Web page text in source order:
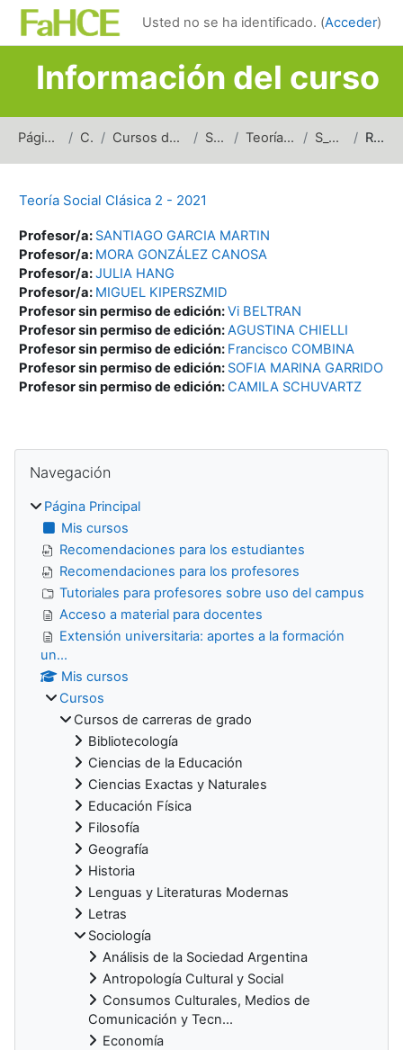
Salta al contenido principal
Usted no se ha identificado. (Acceder)
Información del curso
Página Principal Cursos Cursos de carreras de grado Sociología Teoría Social Clásica S_TSC2_2021 Resumen
Teoría Social Clásica 2 - 2021
Profesor/a: SANTIAGO GARCIA MARTIN
Profesor/a: MORA GONZÁLEZ CANOSA
Profesor/a:JULIA HANG
Profesor/a: MIGUEL KIPERSZMID
Profesor sin permiso de edición:Vi BELTRAN
Profesor sin permiso de edición:AGUSTINA CHIELLI
Profesor sin permiso de edición: Francisco COMBINA
Profesor sin permiso de edición: SOFIA MARINA GARRIDO
Profesor sin permiso de edición:CAMILA SCHUVARTZ
Bloques
Navegación
Página Principal
Mis cursos
Recomendaciones para los estudiantes
Recomendaciones para los profesores
Tutoriales para profesores sobre uso del campus
Acceso a material para docentes
Extensión universitaria: aportes a la formación
un...
Mis cursos
Cursos
Cursos de carreras de grado
Bibliotecología
Ciencias de la Educación
Ciencias Exactas y Naturales
Educación Física
Filosofía
Geografía
Historia
Lenguas y Literaturas Modernas
Letras
Sociología
Análisis de la Sociedad Argentina
Antropología Cultural y Social
Consumos Culturales, Medios de
Comunicación y Tecn...
Economía